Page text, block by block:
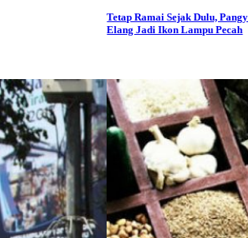
Tetap Ramai Sejak Dulu,
Elang Jadi Ikon Lampu Pecah